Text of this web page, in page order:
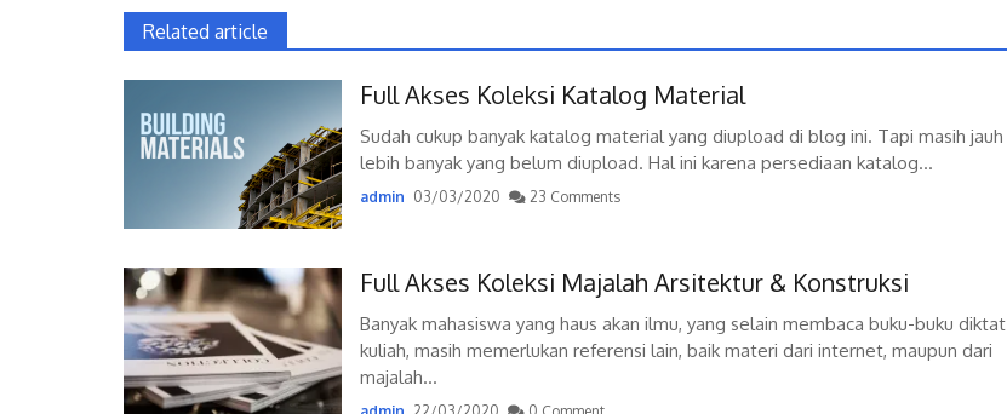
Related article
Full Akses Koleksi Katalog Material
Sudah cukup banyak katalog material yang diupload di blog ini. Tapi masih jauh
lebih banyak yang belum diupload. Hal ini karena persediaan katalog...
admin 03/03/2020 23 Comments
Full Akses Koleksi Majalah Arsitektur & Konstruksi
Banyak mahasiswa yang haus akan ilmu, yang selain membaca buku-buku diktat
kuliah, masih memerlukan referensi lain, baik materi dari internet, maupun dari
majalah...